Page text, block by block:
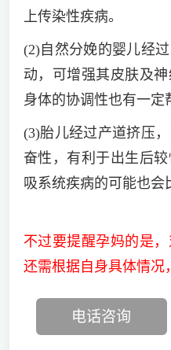
上传染性疾病。
(2)自然分娩的婴儿经
动，可增强其皮肤及
身体的协调性也有一定
(3)胎儿经过产道挤压
奋性，有利于出生后
吸系统疾病的可能也会
不过要提醒孕妈的是
还需根据自身具体情况
电话咨询